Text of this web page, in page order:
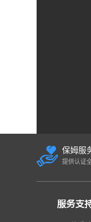
保姆服
提供认证
服务支